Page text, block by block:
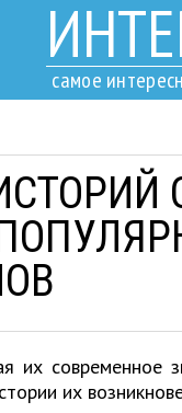
самое
их современное
их